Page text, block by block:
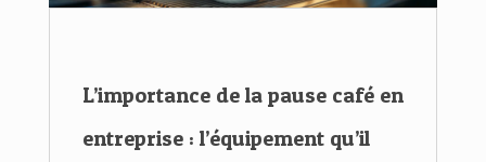
L’importance de la pause café en
entreprise : l’équipement qu’il